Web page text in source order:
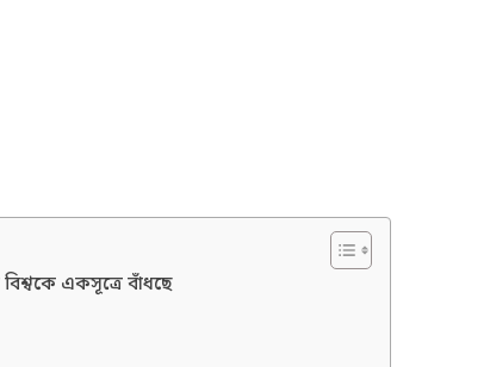
একসূত্রে বাঁধছে